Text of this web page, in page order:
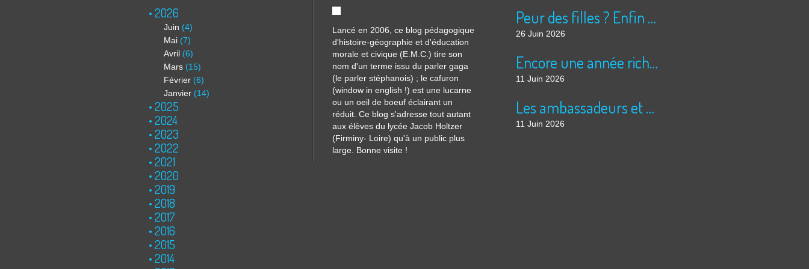
2026
Juin (4)
Mai (7)
Avril (6)
Mars (15)
Février (6)
Janvier (14)
2025
2024
2023
2022
2021
2020
2019
2018
2017
2016
2015
2014
Lancé en 2006, ce blog pédagogique
d'histoire-géographie et d'éducation
morale et civique (E.M.C.) tire son
nom d'un terme issu du parler gaga
(le parler stéphanois) ; le cafuron
(window in english !) est une lucarne
ou un oeil de boeuf éclairant un
réduit. Ce blog s'adresse tout autant
aux élèves du lycée Jacob Holtzer
(Firminy- Loire) qu'à un public plus
large. Bonne visite !
Peur des filles ? Enfin rassuré ?
26 Juin 2026
Encore une année riche en cinéma pour Super 8 !
11 Juin 2026
Les ambassadeurs et SUPER 8 - La solidarité en action
11 Juin 2026